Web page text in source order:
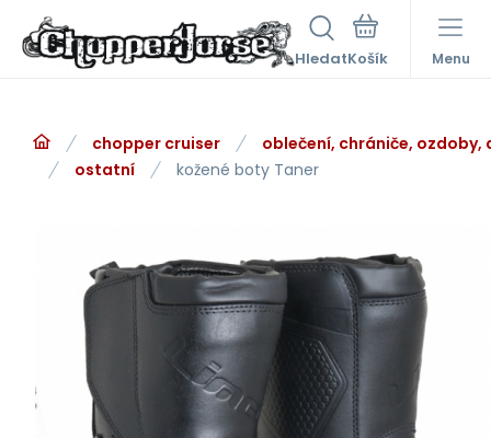
Hledat Menu
chopper cruiser
oblečení, chrániče, ozdoby,
ostatní
kožené boty Taner